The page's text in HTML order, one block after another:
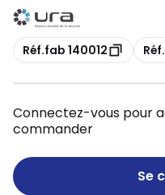
Copie
Réf.fab 140012 Copie
Connectez-vous pour
commander
Se